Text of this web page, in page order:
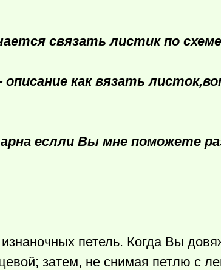
связать листик по
как вязать
еслли Вы мне поможете
петель. Когда Вы
затем, не снимая петлю с